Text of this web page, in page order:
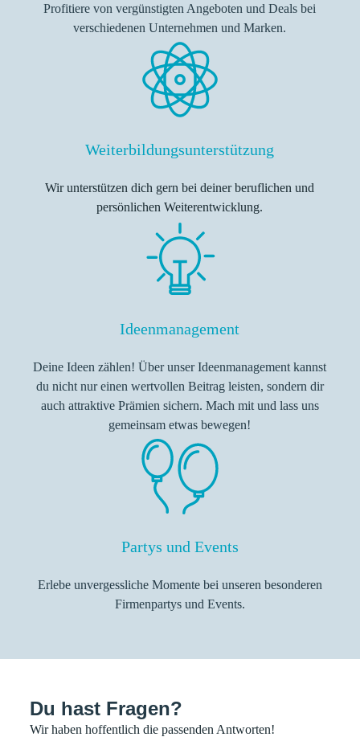
Profitiere von vergünstigten Angeboten und Deals bei
verschiedenen Unternehmen und Marken.
Weiterbildungsunterstützung
Wir unterstützen dich gern bei deiner beruflichen und
persönlichen Weiterentwicklung.
Ideenmanagement
Deine Ideen zählen! Über unser Ideenmanagement kannst
du nicht nur einen wertvollen Beitrag leisten, sondern dir
auch attraktive Prämien sichern. Mach mit und lass uns
gemeinsam etwas bewegen!
Partys und Events
Erlebe unvergessliche Momente bei unseren besonderen
Firmenpartys und Events.
Du hast Fragen?
Wir haben hoffentlich die passenden Antworten!